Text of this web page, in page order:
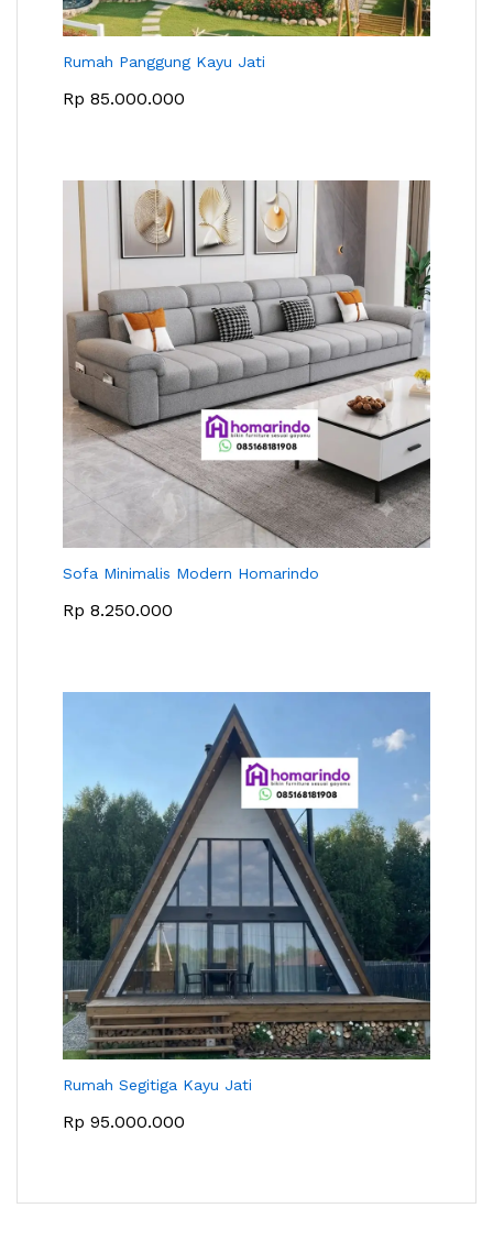
Rumah Panggung Kayu Jati
Rp 85.000.000
Sofa Minimalis Modern Homarindo
Rp 8.250.000
Rumah Segitiga Kayu Jati
Rp 95.000.000